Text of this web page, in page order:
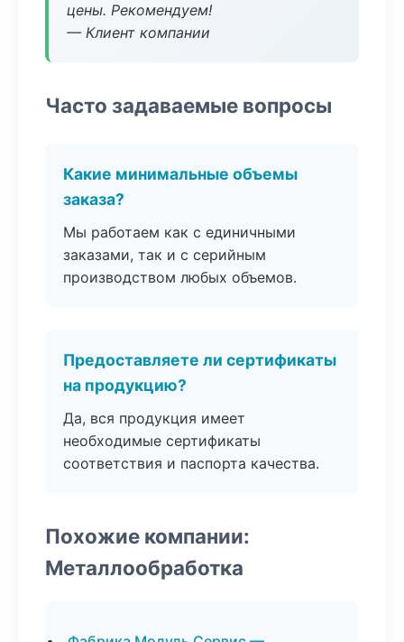
цены. Рекомендуем!
— Клиент компании
Часто задаваемые вопросы
Какие минимальные объемы
заказа?
Мы работаем как с единичными
заказами, так и с серийным
производством любых объемов.
Предоставляете ли сертификаты
на продукцию?
Да, вся продукция имеет
необходимые сертификаты
соответствия и паспорта качества.
Похожие компании:
Металлообработка